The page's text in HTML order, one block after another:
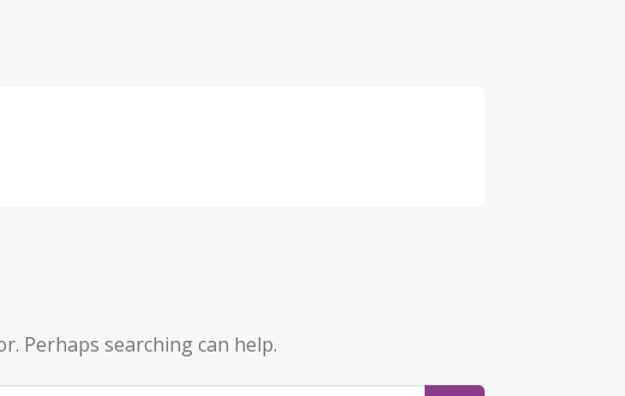
Perhaps searching can help.